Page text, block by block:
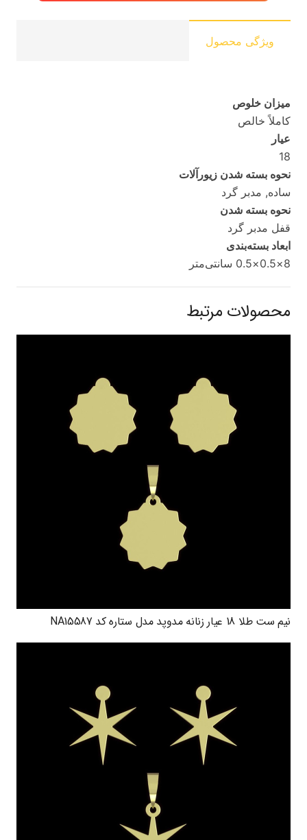
ویژگی محصول
میزان خلوص
کاملاً خالص
عیار
18
نحوه بسته شدن زیورآلات
ساده, مدبر گرد
نحوه بسته شدن
قفل مدبر گرد
ابعاد بسته‌بندی
8×0.5×0.5 سانتی‌متر
محصولات مرتبط
نیم ست طلا 18 عیار زنانه مدوپد مدل ستاره کد NA15587